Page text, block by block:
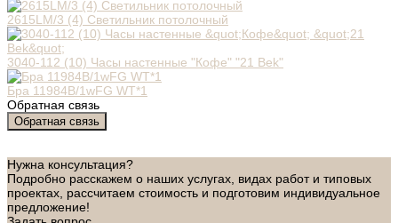
2615LM/3 (4) Светильник потолочный
3040-112 (10) Часы настенные "Кофе" "21 Bek"
Бра 11984B/1wFG WT*1
Обратная связь
Обратная связь
Нужна консультация?
Подробно расскажем о наших услугах, видах работ и типовых
проектах, рассчитаем стоимость и подготовим индивидуальное
предложение!